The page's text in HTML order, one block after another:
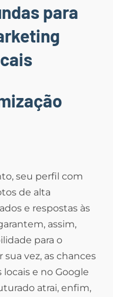
para
seu perfil com
de alta
e respostas às
assim,
para o
vez, as chances
e no Google
atrai, enfim,